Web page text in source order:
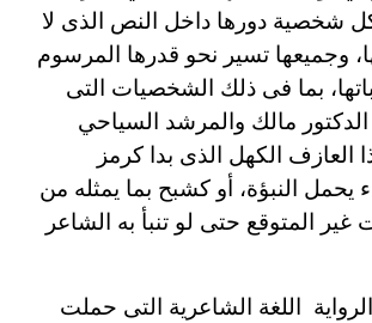
شخصية دورها داخل النص الذى لا
وجميعها تسير نحو قدرها المرسوم
بما فى ذلك الشخصيات التى
مالك والمرشد السياحي
العازف الكهل الذى بدا كرمز
النبؤة، أو كشبح بما يمثله من
غير المتوقع حتى لو تنبأ به الشاعر
اللغة الشاعرية التى حملت